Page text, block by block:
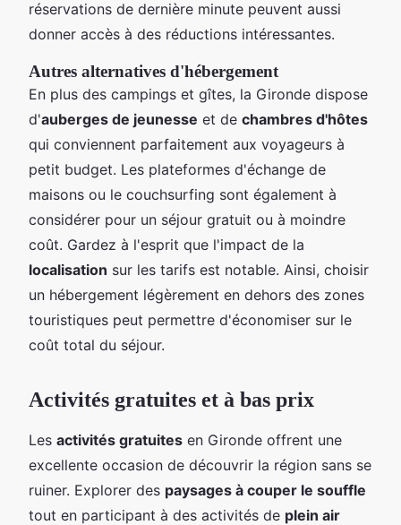
réservations de dernière minute peuvent aussi
donner accès à des réductions intéressantes.
Autres alternatives d'hébergement
En plus des campings et gîtes, la Gironde dispose
d'auberges de jeunesse et de chambres d'hôtes
qui conviennent parfaitement aux voyageurs à
petit budget. Les plateformes d'échange de
maisons ou le couchsurfing sont également à
considérer pour un séjour gratuit ou à moindre
coût. Gardez à l'esprit que l'impact de la
localisation sur les tarifs est notable. Ainsi, choisir
un hébergement légèrement en dehors des zones
touristiques peut permettre d'économiser sur le
coût total du séjour.
Activités gratuites et à bas prix
Les activités gratuites en Gironde offrent une
excellente occasion de découvrir la région sans se
ruiner. Explorer des paysages à couper le souffle
tout en participant à des activités de plein air